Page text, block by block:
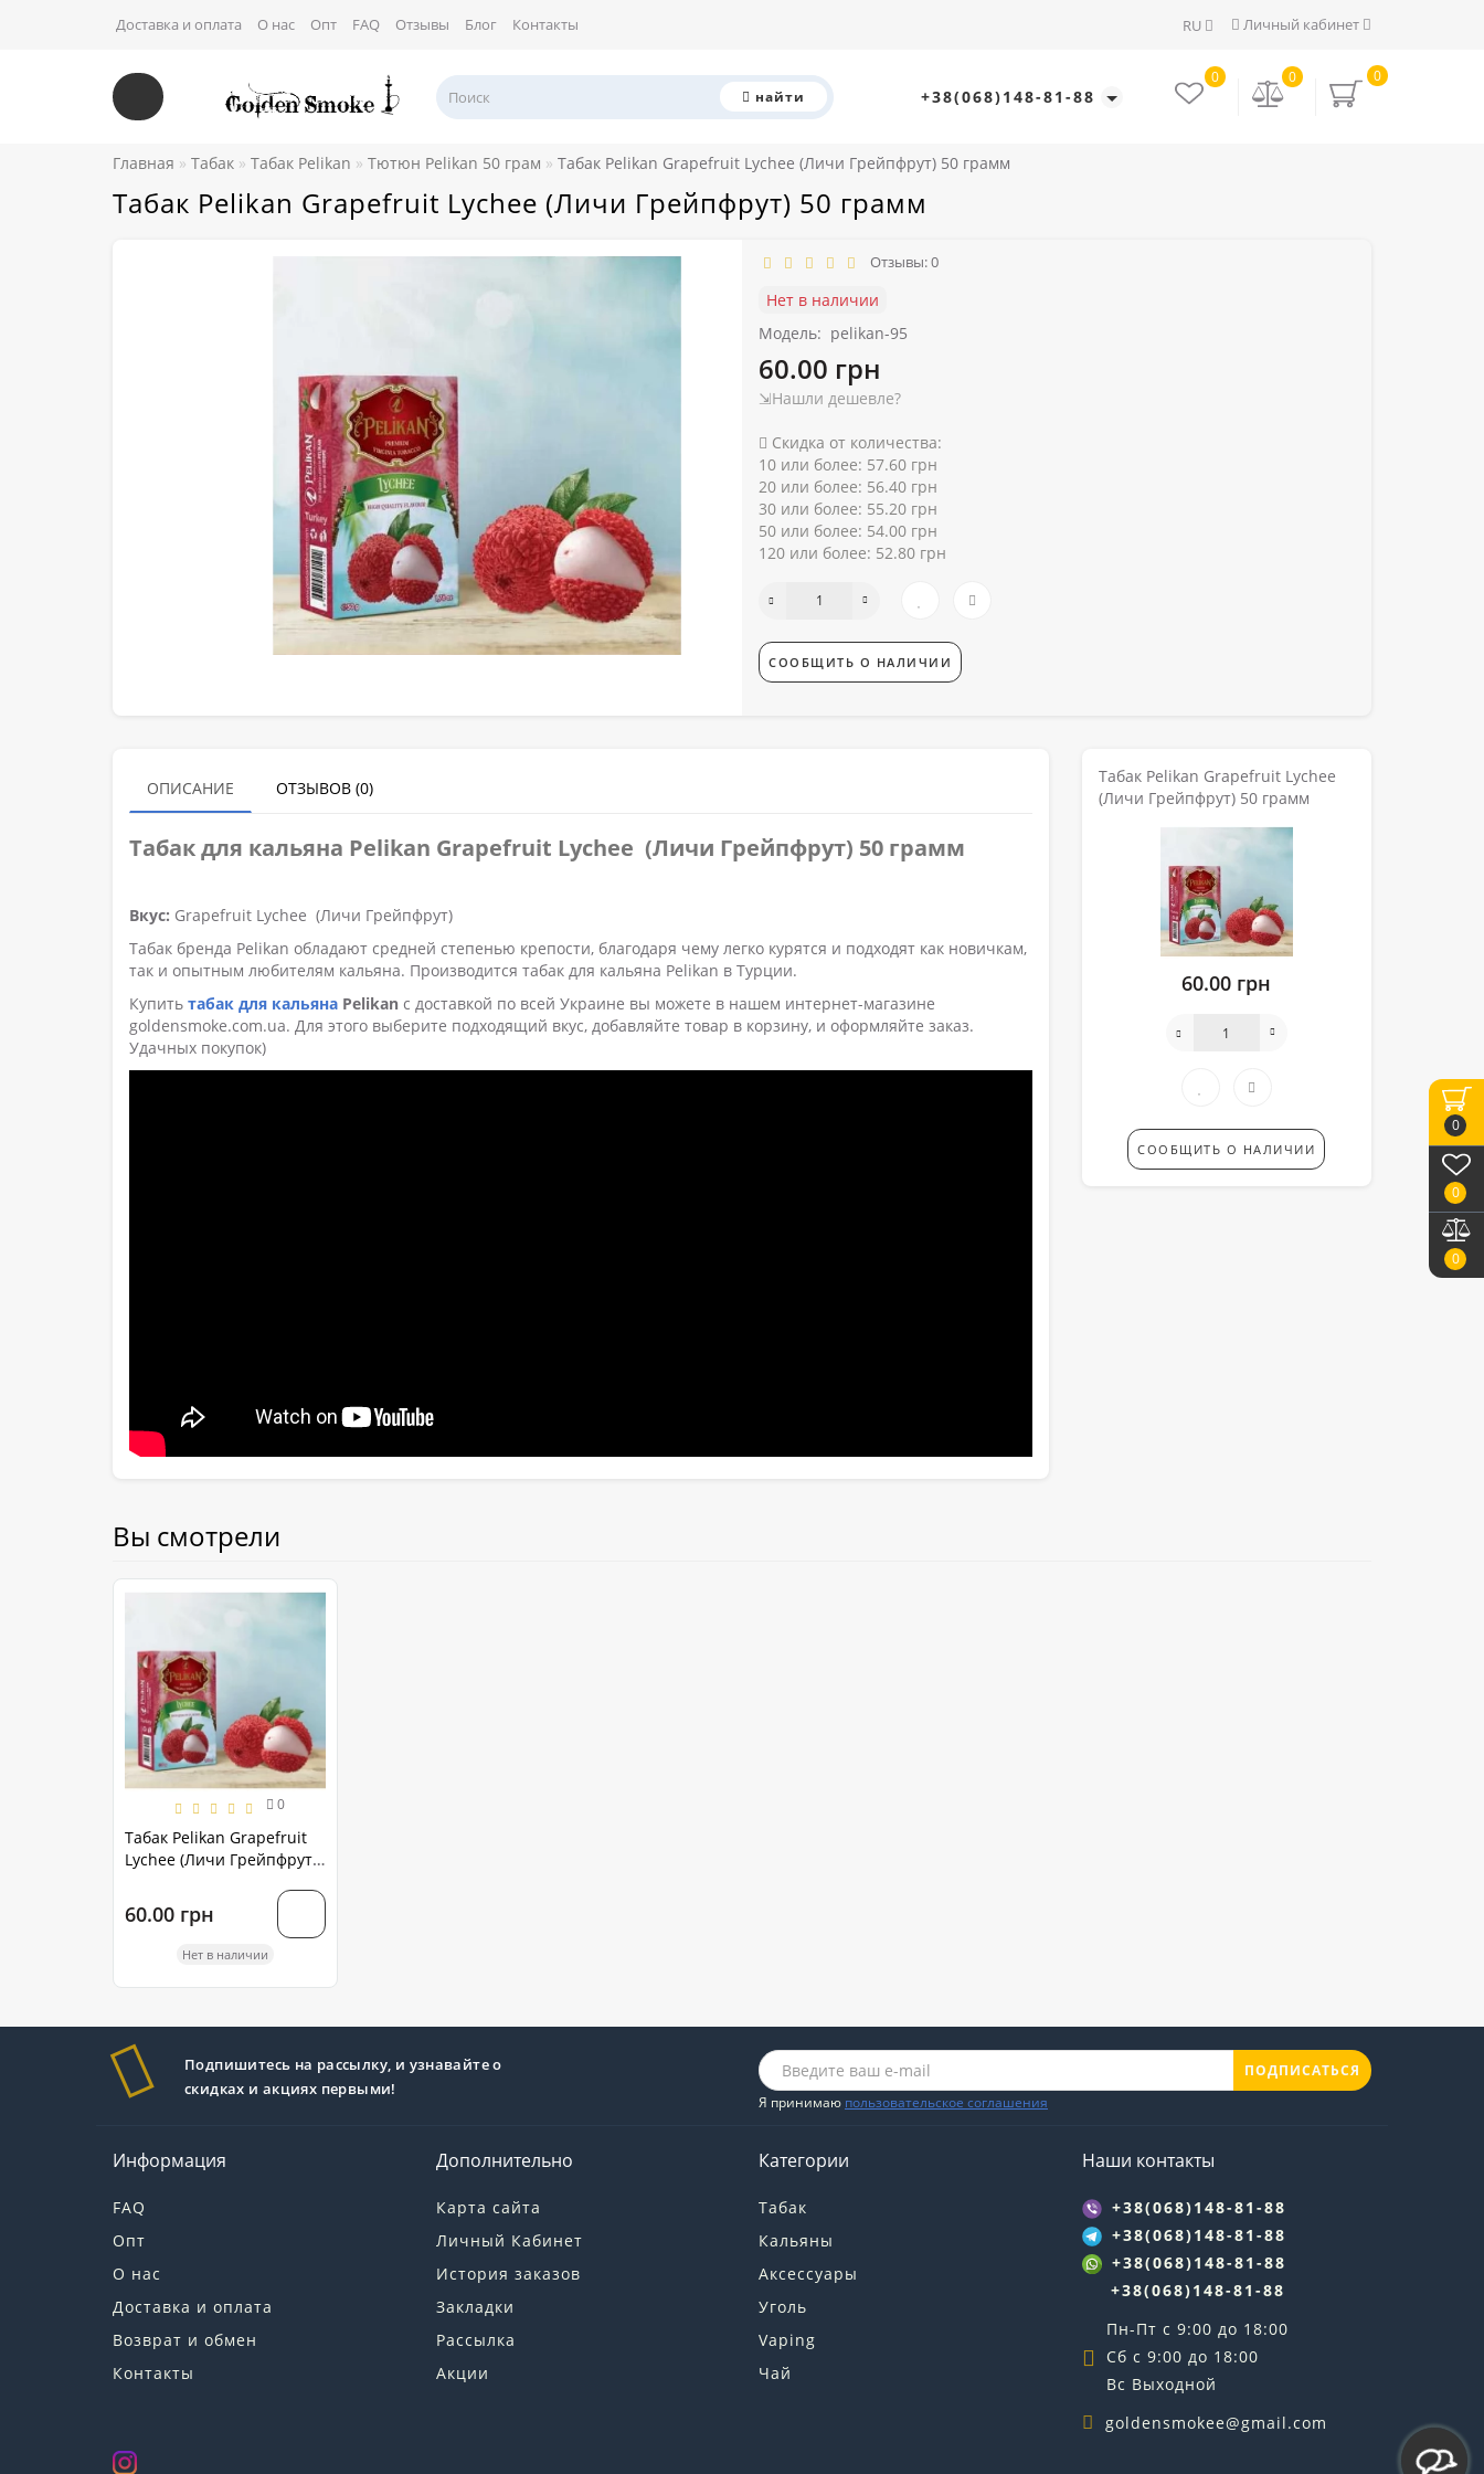
0
0
0
Личный кабинет
RU
Доставка и оплата О нас Опт FAQ Отзывы Блог Контакты
найти +38(068)148-81-88
0
0
0
Главная Табак Табак Pelikan Тютюн Pelikan 50 грам Табак Pelikan Grapefruit Lychee (Личи Грейпфрут) 50 грамм
Табак Pelikan Grapefruit Lychee (Личи Грейпфрут) 50 грамм
Отзывы: 0
Нет в наличии
Модель: pelikan-95
60.00 грн
⇲Нашли дешевле?
Скидка от количества:
10 или более: 57.60 грн
20 или более: 56.40 грн
30 или более: 55.20 грн
50 или более: 54.00 грн
120 или более: 52.80 грн
СООБЩИТЬ О НАЛИЧИИ
ОПИСАНИЕ ОТЗЫВОВ (0)
Табак для кальяна Pelikan Grapefruit Lychee (Личи Грейпфрут) 50 грамм
Вкус: Grapefruit Lychee (Личи Грейпфрут)
Табак бренда Pelikan обладают средней степенью крепости, благодаря чему легко курятся и подходят как новичкам,
так и опытным любителям кальяна. Производится табак для кальяна Pelikan в Турции.
Купить табак для кальяна Pelikan с доставкой по всей Украине вы можете в нашем интернет-магазине
goldensmoke.com.ua. Для этого выберите подходящий вкус, добавляйте товар в корзину, и оформляйте заказ.
Удачных покупок)
Табак Pelikan Grapefruit Lychee
(Личи Грейпфрут) 50 грамм
60.00 грн
СООБЩИТЬ О НАЛИЧИИ
Вы смотрели
0
Табак Pelikan Grapefruit
Lychee (Личи Грейпфрут)
60.00 грн
Нет в наличии
Подпишитесь на рассылку, и узнавайте о
скидках и акциях первыми!
ПОДПИСАТЬСЯ
Я принимаю пользовательское соглашения
Информация
FAQ
Опт
О нас
Доставка и оплата
Возврат и обмен
Контакты
Дополнительно
Карта сайта
Личный Кабинет
История заказов
Закладки
Рассылка
Акции
Категории
Табак
Кальяны
Аксессуары
Уголь
Vaping
Чай
Наши контакты
+38(068)148-81-88
+38(068)148-81-88
+38(068)148-81-88
+38(068)148-81-88
Пн-Пт с 9:00 до 18:00
Сб с 9:00 до 18:00
Вс Выходной
goldensmokee@gmail.com